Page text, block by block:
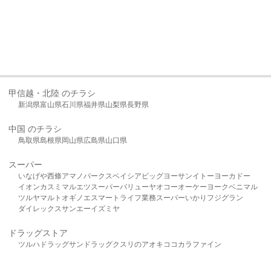
甲信越・北陸 のチラシ
新潟県富山県石川県福井県山梨県長野県
中国 のチラシ
鳥取県島根県岡山県広島県山口県
スーパー
いなげや西條アマノパークスベイシア ビッグヨーサンイトーヨーカドー
イオンカスミ マルエツスーパーバリューヤオコーオーケー ヨークベニマル
ツルヤマルト オギノ エスマート ライフ業務スーパーいかり フジグラン
ダイレックスサンエーイズミヤ
ドラッグストア
ツルハドラッグサンドラッグクスリのアオキ ココカラファイン